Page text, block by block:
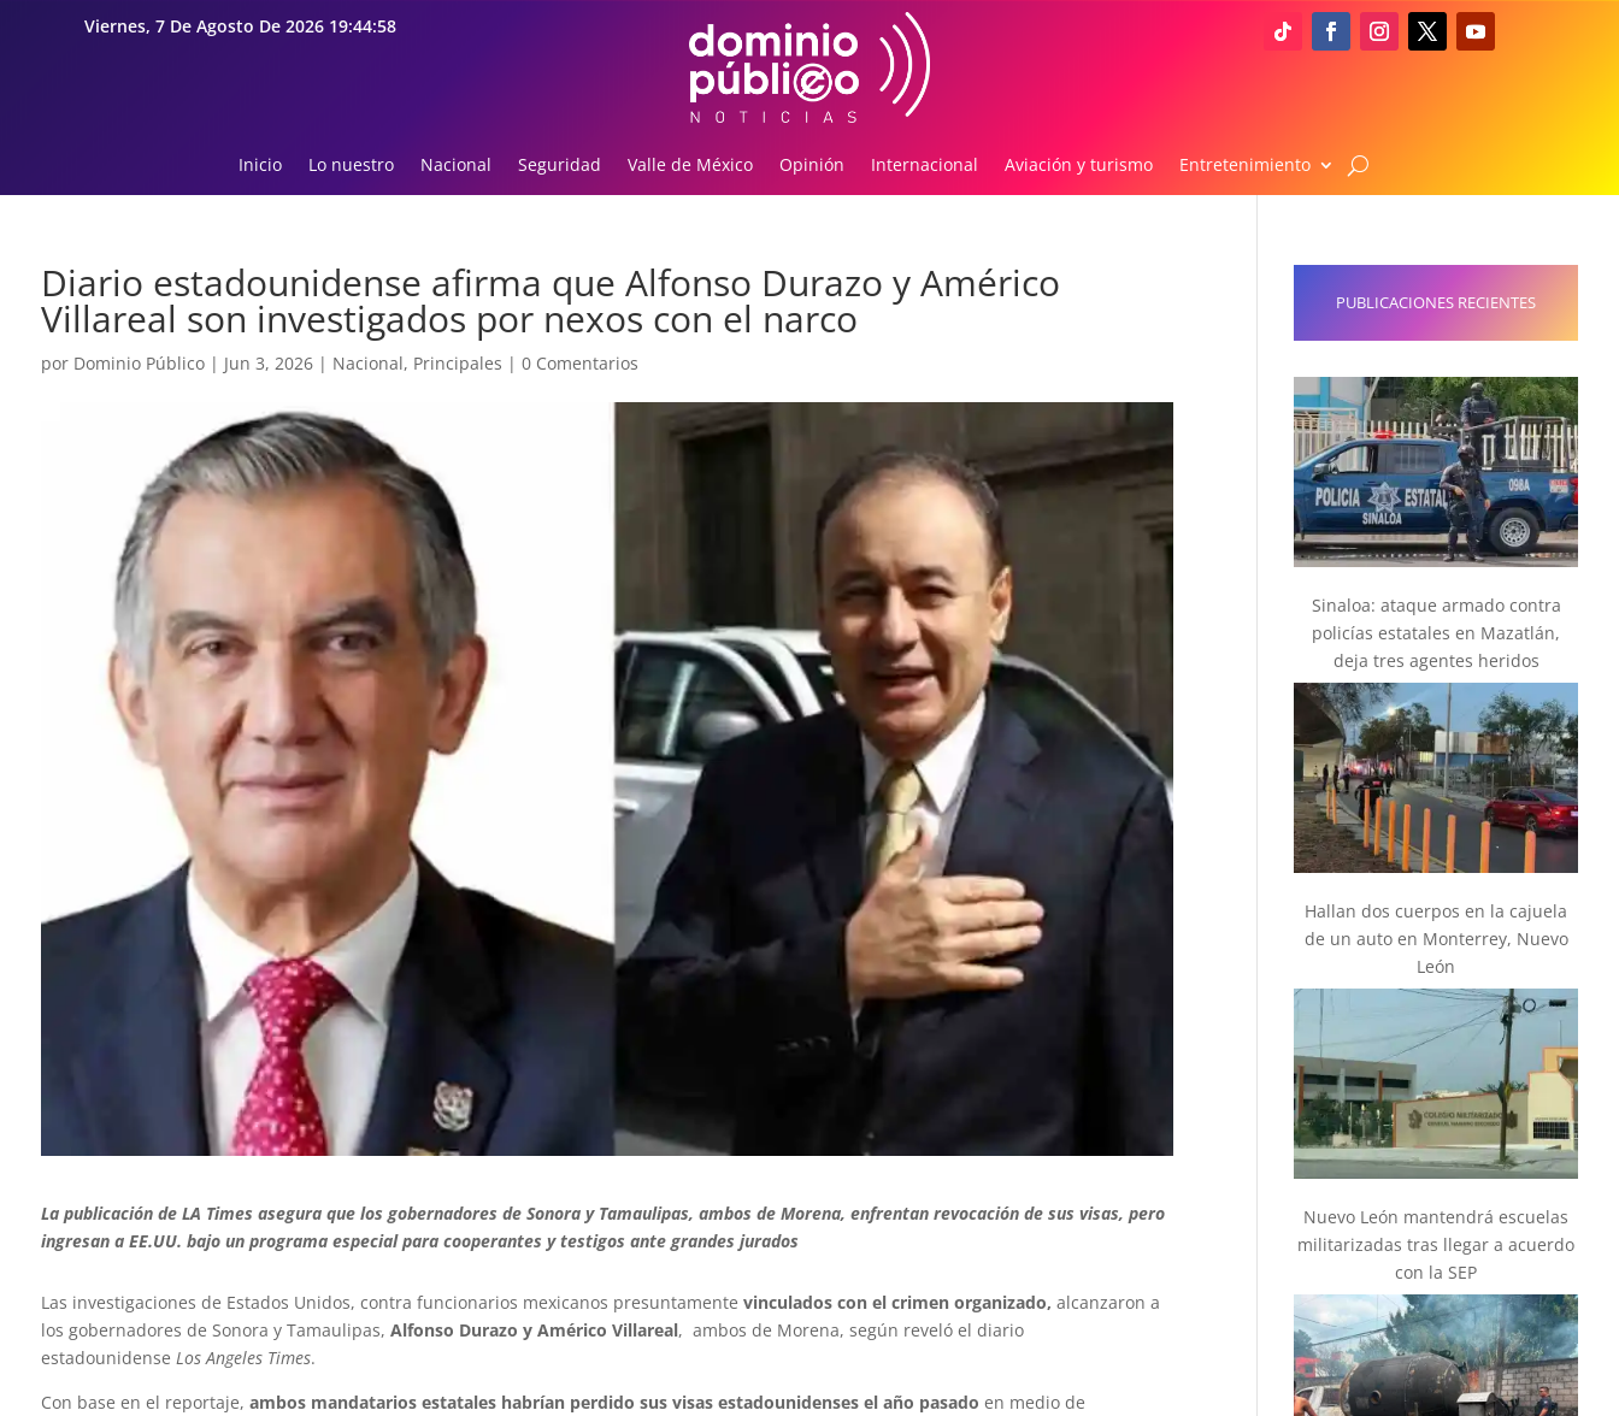
Viernes, 7 De Agosto De 2026 19:44:59
Inicio Lo nuestro Nacional Seguridad Valle de México Opinión Internacional Aviación y turismo Entretenimiento
Diario estadounidense afirma que Alfonso Durazo y Américo
Villareal son investigados por nexos con el narco
por Dominio Público| Jun 3, 2026| Nacional, Principales | 0 Comentarios
La publicación de LA Times asegura que los gobernadores de Sonora y Tamaulipas, ambos de Morena, enfrentan revocación de sus visas, pero
ingresan a EE.UU. bajo un programa especial para cooperantes y testigos ante grandes jurados
Las investigaciones de Estados Unidos, contra funcionarios mexicanos presuntamente vinculados con el crimen organizado, alcanzaron a
los gobernadores de Sonora y Tamaulipas, Alfonso Durazo y Américo Villareal, ambos de Morena, según reveló el diario
estadounidense Los Angeles Times.
Con base en el reportaje, ambos mandatarios estatales habrían perdido sus visas estadounidenses el año pasado en medio de
PUBLICACIONES RECIENTES
Sinaloa: ataque armado contra
policías estatales en Mazatlán,
deja tres agentes heridos
Hallan dos cuerpos en la cajuela
de un auto en Monterrey, Nuevo
León
Nuevo León mantendrá escuelas
militarizadas tras llegar a acuerdo
con la SEP